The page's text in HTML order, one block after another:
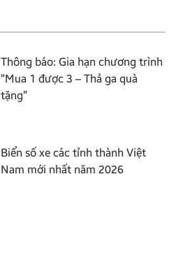
Thông báo: Gia hạn chương trình
“Mua 1 được 3 – Thả ga quà
tặng”
Biển số xe các tỉnh thành Việt
Nam mới nhất năm 2026